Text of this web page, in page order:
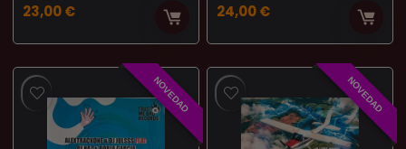
23,00€ 24,00€
NOVEDAD NOVEDAD